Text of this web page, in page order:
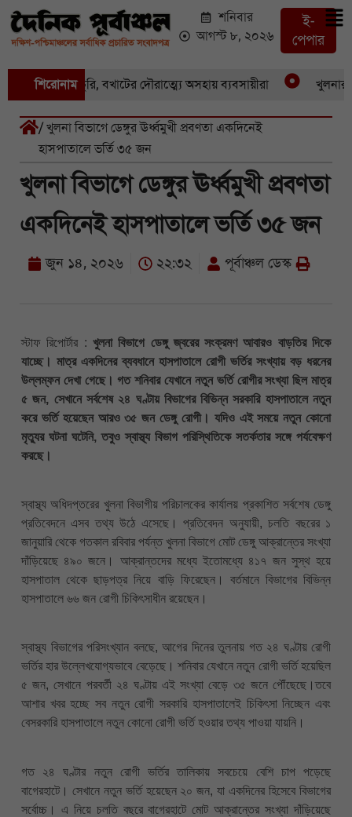
শনিবার
আগস্ট ৮, ২০২৬
ই-
পেপার
শিরোনাম
পর একচুরি, বখাটের দৌরাত্ম্যে অসহায় ব্যবসায়ীরা খুলনার
/ খুলনা বিভাগে ডেঙ্গুর ঊর্ধ্বমুখী প্রবণতা একদিনেই
হাসপাতালে ভর্তি ৩৫ জন
খুলনা বিভাগে ডেঙ্গুর ঊর্ধ্বমুখী প্রবণতা
একদিনেই হাসপাতালে ভর্তি ৩৫ জন
জুন ১৪, ২০২৬ ২২:৩২ পূর্বাঞ্চল ডেস্ক
স্টাফ রিপোর্টার : খুলনা বিভাগে ডেঙ্গু জ্বরের সংক্রমণ আবারও বাড়তির দিকে
যাচ্ছে। মাত্র একদিনের ব্যবধানে হাসপাতালে রোগী ভর্তির সংখ্যায় বড় ধরনের
উল্লম্ফন দেখা গেছে। গত শনিবার যেখানে নতুন ভর্তি রোগীর সংখ্যা ছিল মাত্র
৫ জন, সেখানে সর্বশেষ ২৪ ঘণ্টায় বিভাগের বিভিন্ন সরকারি হাসপাতালে নতুন
করে ভর্তি হয়েছেন আরও ৩৫ জন ডেঙ্গু রোগী। যদিও এই সময়ে নতুন কোনো
মৃত্যুর ঘটনা ঘটেনি, তবুও স্বাস্থ্য বিভাগ পরিস্থিতিকে সতর্কতার সঙ্গে পর্যবেক্ষণ
করছে।
স্বাস্থ্য অধিদপ্তরের খুলনা বিভাগীয় পরিচালকের কার্যালয় প্রকাশিত সর্বশেষ ডেঙ্গু
প্রতিবেদনে এসব তথ্য উঠে এসেছে। প্রতিবেদন অনুযায়ী, চলতি বছরের ১
জানুয়ারি থেকে গতকাল রবিবার পর্যন্ত খুলনা বিভাগে মোট ডেঙ্গু আক্রান্তের সংখ্যা
দাঁড়িয়েছে ৪৯০ জনে। আক্রান্তদের মধ্যে ইতোমধ্যে ৪১৭ জন সুস্থ হয়ে
হাসপাতাল থেকে ছাড়পত্র নিয়ে বাড়ি ফিরেছেন। বর্তমানে বিভাগের বিভিন্ন
হাসপাতালে ৬৬ জন রোগী চিকিৎসাধীন রয়েছেন।
স্বাস্থ্য বিভাগের পরিসংখ্যান বলছে, আগের দিনের তুলনায় গত ২৪ ঘণ্টায় রোগী
ভর্তির হার উল্লেখযোগ্যভাবে বেড়েছে। শনিবার যেখানে নতুন রোগী ভর্তি হয়েছিল
৫ জন, সেখানে পরবর্তী ২৪ ঘণ্টায় এই সংখ্যা বেড়ে ৩৫ জনে পৌঁছেছে।তবে
আশার খবর হচ্ছে সব নতুন রোগী সরকারি হাসপাতালেই চিকিৎসা নিচ্ছেন এবং
বেসরকারি হাসপাতালে নতুন কোনো রোগী ভর্তি হওয়ার তথ্য পাওয়া যায়নি।
গত ২৪ ঘণ্টার নতুন রোগী ভর্তির তালিকায় সবচেয়ে বেশি চাপ পড়েছে
বাগেরহাটে। সেখানে নতুন ভর্তি হয়েছেন ২০ জন, যা একদিনের হিসেবে বিভাগের
সর্বোচ্চ। এ নিয়ে চলতি বছরে বাগেরহাটে মোট আক্রান্তের সংখ্যা দাঁড়িয়েছে